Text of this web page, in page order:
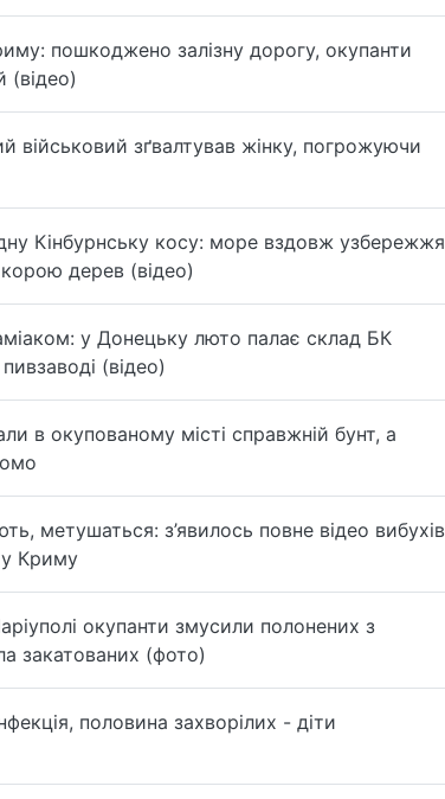
пошкоджено залізну дорогу, окупанти
(відео)
військовий зґвалтував жінку, погрожуючи
Кінбурнську косу: море вздовж узбережжя
дерев (відео)
у Донецьку люто палає склад БК
(відео)
в окупованому місті справжній бунт, а
метушаться: з’явилось повне відео вибухів
у Криму
окупанти змусили полонених з
закатованих (фото)
половина захворілих - діти